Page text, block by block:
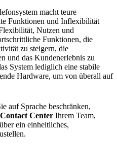
macht teure
Funktionen und Inflexibilität
Nutzen und
Funktionen, die
zu steigern, die
und das Kundenerlebnis zu
System lediglich eine stabile
Hardware, um von überall auf
auf Sprache beschränken,
Contact Center Ihrem Team,
ein einheitliches,